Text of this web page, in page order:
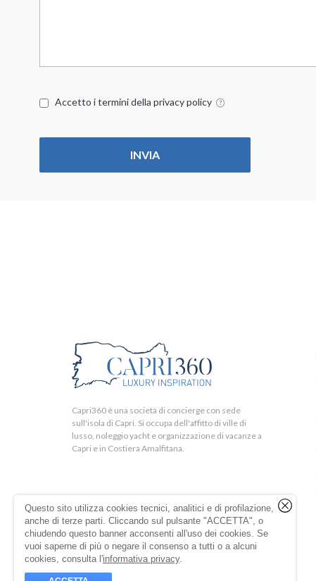
Accetto i termini della privacy policy
INVIA
Capri360 è una società di concierge con sede
sull'isola di Capri. Si occupa dell'affitto di ville di
lusso, noleggio yacht e organizzazione di vacanze a
Capri e in Costiera Amalfitana.
Questo sito utilizza cookies tecnici, analitici e di profilazione,
anche di terze parti. Cliccando sul pulsante "ACCETTA", o
chiudendo questo banner acconsenti all'uso dei cookies. Se
vuoi saperne di più o negare il consenso a tutti o a alcuni
cookies, consulta l'informativa privacy.